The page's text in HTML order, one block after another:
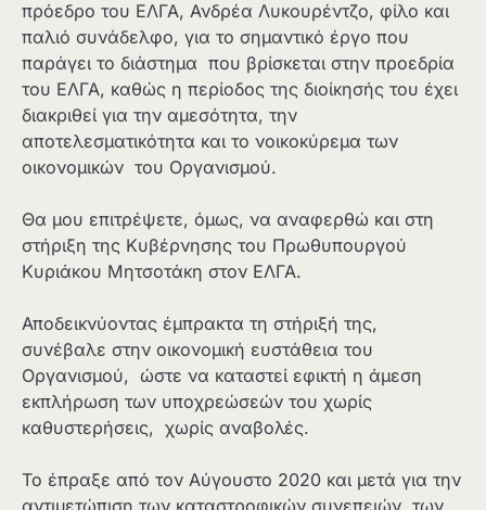
πρόεδρο του ΕΛΓΑ, Ανδρέα Λυκουρέντζο, φίλο και
παλιό συνάδελφο, για το σημαντικό έργο που
παράγει το διάστημα που βρίσκεται στην προεδρία
του ΕΛΓΑ, καθώς η περίοδος της διοίκησής του έχει
διακριθεί για την αμεσότητα, την
αποτελεσματικότητα και το νοικοκύρεμα των
οικονομικών του Οργανισμού.
Θα μου επιτρέψετε, όμως, να αναφερθώ και στη
στήριξη της Κυβέρνησης του Πρωθυπουργού
Κυριάκου Μητσοτάκη στον ΕΛΓΑ.
Αποδεικνύοντας έμπρακτα τη στήριξή της,
συνέβαλε στην οικονομική ευστάθεια του
Οργανισμού, ώστε να καταστεί εφικτή η άμεση
εκπλήρωση των υποχρεώσεών του χωρίς
καθυστερήσεις, χωρίς αναβολές.
Το έπραξε από τον Αύγουστο 2020 και μετά για την
αντιμετώπιση των καταστροφικών συνεπειών των